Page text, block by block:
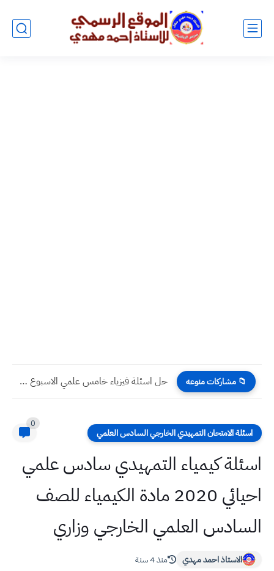
📁 مشاركات منوعه حل اسئلة فيزياء خامس علمي الاسبوع الرابع عشر التلفزيون التربوي
اسئلة الامتحان التمهيدي الخارجي السادس العلمي
0
اسئلة كيمياء التمهيدي سادس علمي
احيائي 2020 مادة الكيمياء للصف
السادس العلمي الخارجي وزاري
الاستاذ احمد مهدي منذ 4 سنة